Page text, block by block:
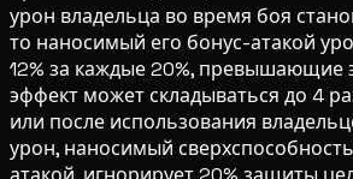
урон владельца во время боя
то наносимый его бонус-атакой
12% за каждые 20%, превышающие
эффект может складываться до 4
или после использования
урон, наносимый